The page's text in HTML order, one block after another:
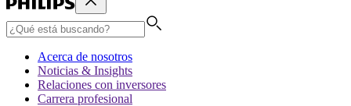
Acerca de nosotros
Noticias & Insights
Relaciones con inversores
Carrera profesional